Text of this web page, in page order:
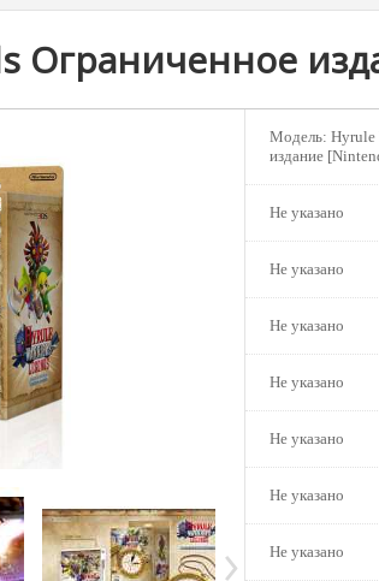
Ограниченное
Модель: Hyrule
издание
Не указано
Не указано
Не указано
Не указано
Не указано
Не указано
Не указано